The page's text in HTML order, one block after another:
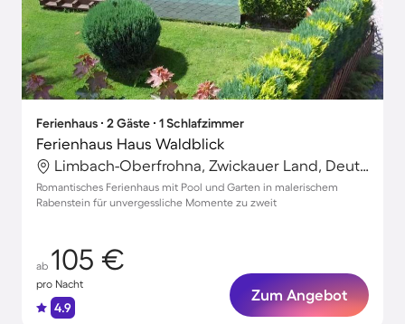
Ferienhaus ∙ 2 Gäste ∙ 1 Schlafzimmer
Ferienhaus Haus Waldblick
Limbach-Oberfrohna, Zwickauer Land, Deutschland
Romantisches Ferienhaus mit Pool und Garten in malerischem
Rabenstein für unvergessliche Momente zu zweit
ab 105 €
pro Nacht
4.9
Zum Angebot